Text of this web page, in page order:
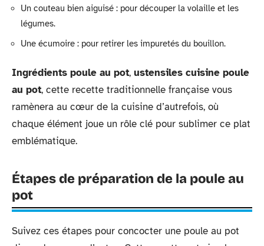
Un couteau bien aiguisé : pour découper la volaille et les
légumes.
Une écumoire : pour retirer les impuretés du bouillon.
Ingrédients poule au pot, ustensiles cuisine poule
au pot, cette recette traditionnelle française vous
ramènera au cœur de la cuisine d’autrefois, où
chaque élément joue un rôle clé pour sublimer ce plat
emblématique.
Étapes de préparation de la poule au
pot
Suivez ces étapes pour concocter une poule au pot